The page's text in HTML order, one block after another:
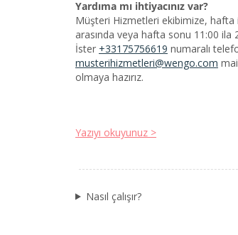
Yardıma mı ihtiyacınız var?
Müşteri Hizmetleri ekibimize, hafta
arasında veya hafta sonu 11:00 ila
İster +33175756619 numaralı
musterihizmetleri@wengo.com
olmaya hazırız.
Yazıyı okuyunuz >
Nasıl çalışır?